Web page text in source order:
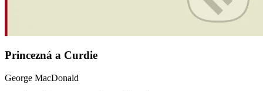
Princezná a Curdie
George MacDonald